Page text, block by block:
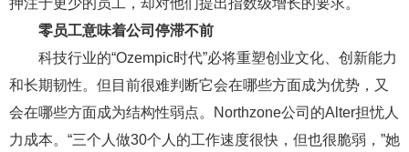
押注于更少的员工，却对他们提出指数级增长的要求。
零员工意味着公司停滞不前
科技行业的“Ozempic时代”必将重塑创业文化、创新能力
和长期韧性。但目前很难判断它会在哪些方面成为优势，又
会在哪些方面成为结构性弱点。Northzone公司的Alter担忧人
力成本。“三个人做30个人的工作速度很快，但也很脆弱，”她